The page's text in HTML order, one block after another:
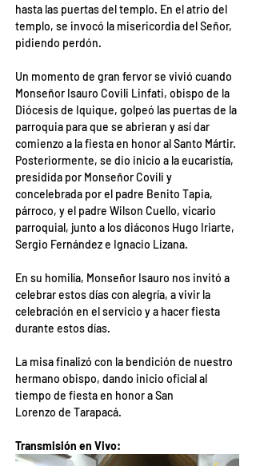
hasta las puertas del templo. En el atrio del
templo, se invocó la misericordia del Señor,
pidiendo perdón.
Un momento de gran fervor se vivió cuando
Monseñor Isauro Covili Linfati, obispo de la
Diócesis de Iquique, golpeó las puertas de la
parroquia para que se abrieran y así dar
comienzo a la fiesta en honor al Santo Mártir.
Posteriormente, se dio inicio a la eucaristía,
presidida por Monseñor Covili y
concelebrada por el padre Benito Tapia,
párroco, y el padre Wilson Cuello, vicario
parroquial, junto a los diáconos Hugo Iriarte,
Sergio Fernández e Ignacio Lizana.
En su homilía, Monseñor Isauro nos invitó a
celebrar estos días con alegría, a vivir la
celebración en el servicio y a hacer fiesta
durante estos días.
La misa finalizó con la bendición de nuestro
hermano obispo, dando inicio oficial al
tiempo de fiesta en honor a San
Lorenzo de Tarapacá.
Transmisión en Vivo: